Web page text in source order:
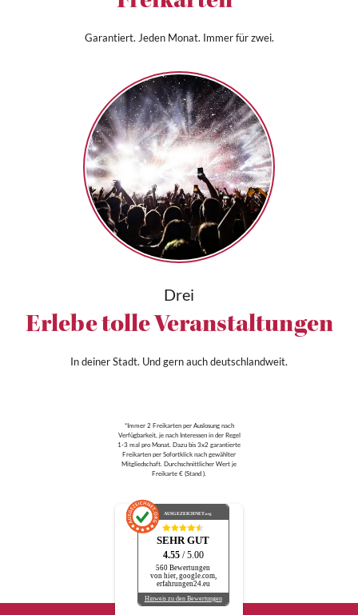
Garantiert. Jeden Monat. Immer für zwei.
Drei
Erlebe tolle Veranstaltungen
In deiner Stadt. Und gern auch deutschlandweit.
*Immer 2 Freikarten per Auslosung nach
Verfügbarkeit, je nach Interessen in der Regel
1-3 mal pro Monat. Dazu bis 3x2 garantierte
Freikarten per Sofortklick nach gewählter
Mitgliedschaft. Durchschnittlicher Wert je
Freikarte € (Stand ).
AUSGEZEICHNET.org
SEHR GUT
4.55 / 5.00
560 Bewertungen
von hier, google.com,
erfahrungen24.eu
Hinweis zu den Bewertungen